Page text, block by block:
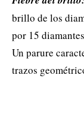
brillo de los
por 15
Un parure
trazos